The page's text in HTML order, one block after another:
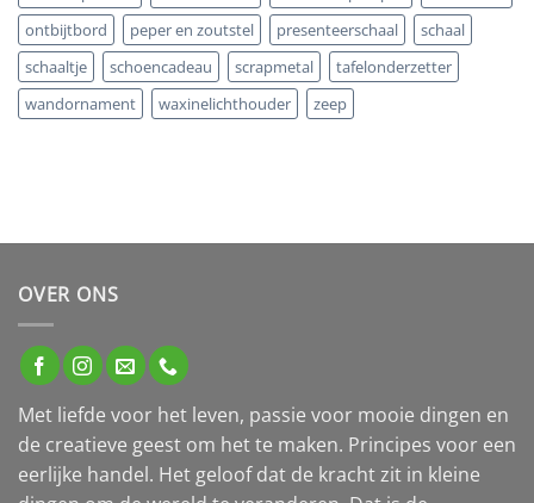
ontbijtbord
peper en zoutstel presenteerschaal
schaal
schaaltje
schoencadeau scrapmetal
tafelonderzetter
wandornament
waxinelichthouder zeep
OVER ONS
Met liefde voor het leven, passie voor mooie dingen en
de creatieve geest om het te maken. Principes voor een
eerlijke handel. Het geloof dat de kracht zit in kleine